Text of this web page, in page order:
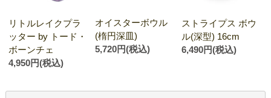
リトルレイクプラ
ッター by トード・
ボーンチェ
4,950円(税込)
オイスターボウル
(楕円深皿)
5,720円(税込)
ストライプス ボウ
ル(深型) 16cm
6,490円(税込)